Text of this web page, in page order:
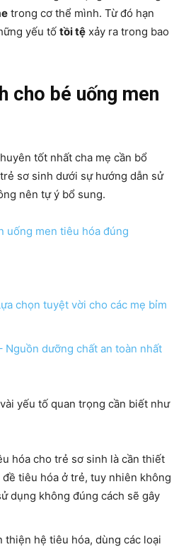
trong cơ thể mình. Từ đó hạn
yếu tố tồi tệ xảy ra trong bao
cho bé uống men
tốt nhất cha mẹ cần bổ
sơ sinh dưới sự hướng dẫn sử
nên tự ý bổ sung.
chọn tuyệt vời cho các mẹ bỉm
Nguồn dưỡng chất an toàn nhất
yếu tố quan trọng cần biết như
hóa cho trẻ sơ sinh là cần thiết
tiêu hóa ở trẻ, tuy nhiên không
dụng không đúng cách sẽ gây
thiện hệ tiêu hóa, dùng các loại